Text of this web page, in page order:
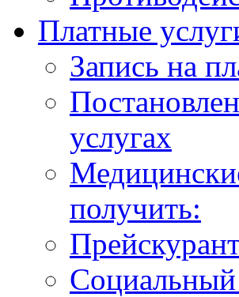
Платные
Запись на
услугах
получить: